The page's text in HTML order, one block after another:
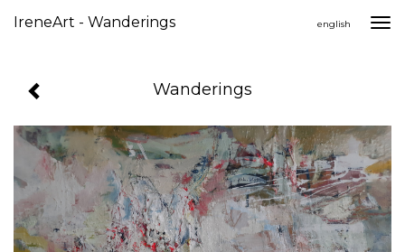
IreneArt - Wanderings english
Wanderings